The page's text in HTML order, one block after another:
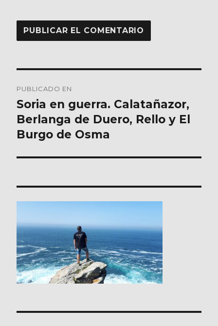
de
entradas
PUBLICADO EN
Soria en guerra. Calatañazor,
Berlanga de Duero, Rello y El
Burgo de Osma